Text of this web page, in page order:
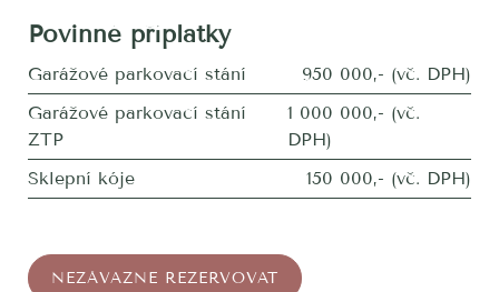
Povinné příplatky
Garážové parkovací stání
950 000,- (vč. DPH)
Garážové parkovací stání
ZTP
1 000 000,- (vč.
DPH)
Sklepní kóje
150 000,- (vč. DPH)
NEZÁVAZNĚ REZERVOVAT